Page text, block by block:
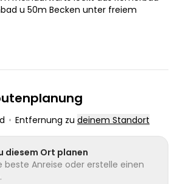
u 50m Becken unter freiem
• Entfernung zu deinem Standort
diesem Ort planen
beste Anreise oder erstelle einen